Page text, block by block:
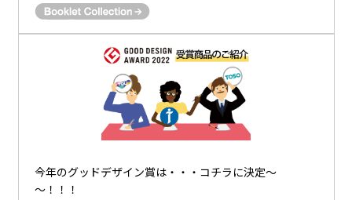
今年のグッドデザイン賞は・・・コチラに決定～
～！！！